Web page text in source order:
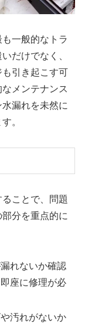
一般的なトラ
だけでなく、
引き起こす可
メンテナンス
漏れを未然に
。
ことで、問題
分を重点的に
れないか確認
座に修理が必
汚れがないか